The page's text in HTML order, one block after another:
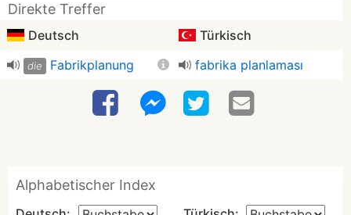
Direkte Treffer
Deutsch Türkisch
die Fabrikplanung fabrika planlaması
Alphabetischer Index